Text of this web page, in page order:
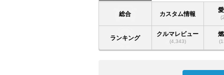
総合 カスタム情報
ランキング
クルマレビュー
(4,343)